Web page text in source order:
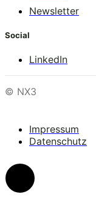
Newsletter
Social
LinkedIn
© NX3
Impressum
Datenschutz